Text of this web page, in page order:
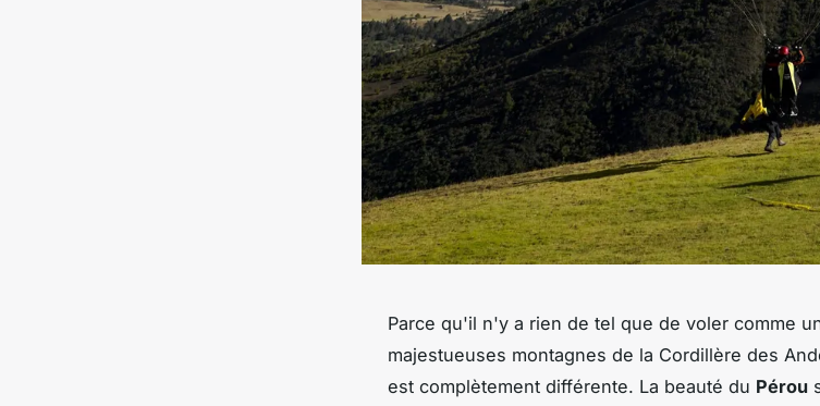
Parce qu'il n'y a rien de tel que de voler comme
majestueuses montagnes de la Cordillère des
est complètement différente. La beauté du Pérou